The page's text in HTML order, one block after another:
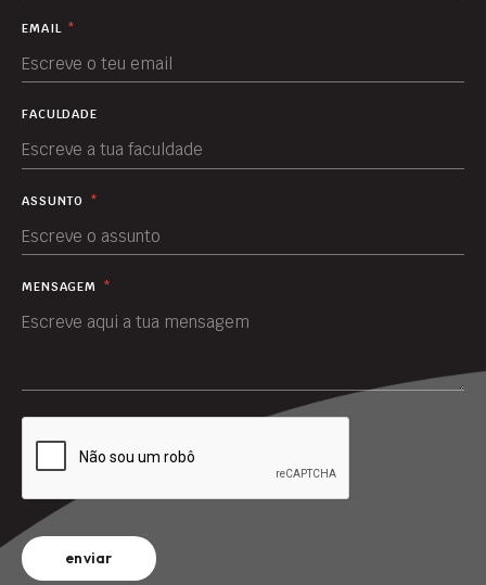
EMAIL *
FACULDADE
ASSUNTO *
MENSAGEM *
enviar